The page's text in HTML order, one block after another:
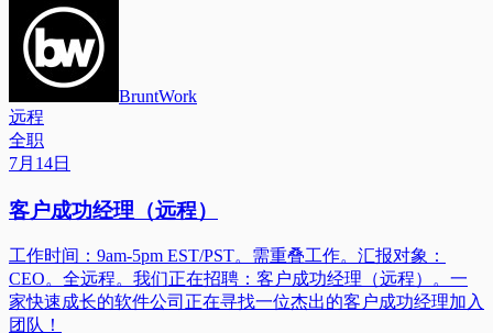
BruntWork
远程
全职
7月14日
客户成功经理（远程）
工作时间：9am-5pm EST/PST。需重叠工作。汇报对象：
CEO。全远程。我们正在招聘：客户成功经理（远程）。一
家快速成长的软件公司正在寻找一位杰出的客户成功经理加入
团队！